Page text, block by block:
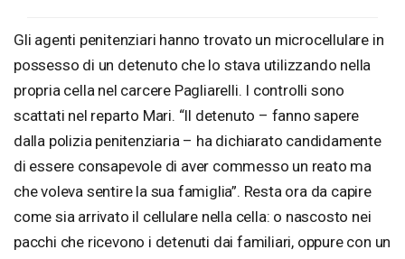
Gli agenti penitenziari hanno trovato un microcellulare in
possesso di un detenuto che lo stava utilizzando nella
propria cella nel carcere Pagliarelli. I controlli sono
scattati nel reparto Mari. “Il detenuto – fanno sapere
dalla polizia penitenziaria – ha dichiarato candidamente
di essere consapevole di aver commesso un reato ma
che voleva sentire la sua famiglia”. Resta ora da capire
come sia arrivato il cellulare nella cella: o nascosto nei
pacchi che ricevono i detenuti dai familiari, oppure con un